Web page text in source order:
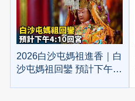
2026白沙屯媽祖進香｜白
沙屯媽祖回鑾 預計下午